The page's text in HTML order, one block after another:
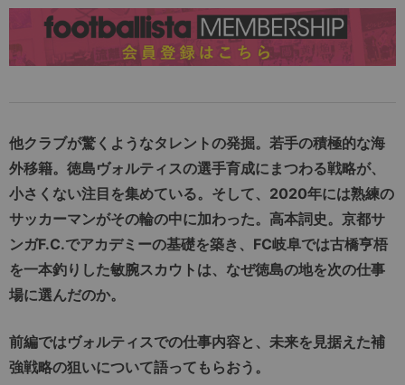
他クラブが驚くようなタレントの発掘。若手の積極的な海
外移籍。徳島ヴォルティスの選手育成にまつわる戦略が、
小さくない注目を集めている。そして、2020年には熟練の
サッカーマンがその輪の中に加わった。高本詞史。京都サ
ンガF.C.でアカデミーの基礎を築き、FC岐阜では古橋亨梧
を一本釣りした敏腕スカウトは、なぜ徳島の地を次の仕事
場に選んだのか。
前編ではヴォルティスでの仕事内容と、未来を見据えた補
強戦略の狙いについて語ってもらおう。